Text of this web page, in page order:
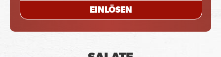
EINLÖSEN